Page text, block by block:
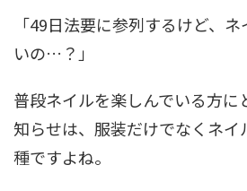
「49日法要に参列するけど、
いの…？」
普段ネイルを楽しんでいる方に
知らせは、服装だけでなくネイ
種ですよね。